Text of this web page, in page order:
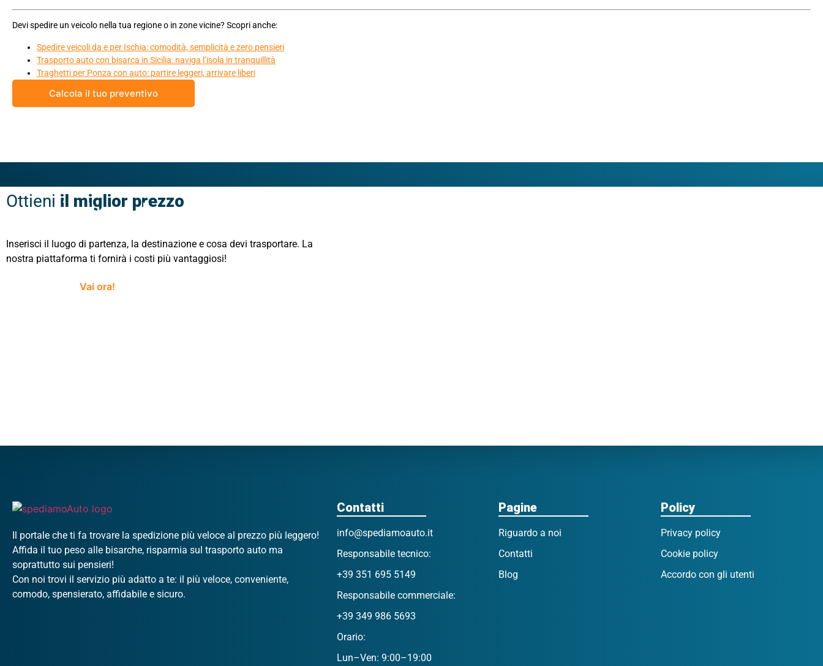
Devi spedire un veicolo nella tua regione o in zone vicine? Scopri anche:
Spedire veicoli da e per Ischia: comodità, semplicità e zero pensieri
Trasporto auto con bisarca in Sicilia: naviga l’isola in tranquillità
Traghetti per Ponza con auto: partire leggeri, arrivare liberi
Calcola il tuo preventivo
Ottieni il miglior prezzo
per il tuotrasporto
Inserisci il luogo di partenza, la destinazione e cosa devi trasportare. La
nostra piattaforma ti fornirà i costi più vantaggiosi!
Vai ora!
Il portale che ti fa trovare la spedizione più veloce al prezzo più leggero!
Affida il tuo peso alle bisarche, risparmia sul trasporto auto ma
soprattutto sui pensieri!
Con noi trovi il servizio più adatto a te: il più veloce, conveniente,
comodo, spensierato, affidabile e sicuro.
Contatti
info@spediamoauto.it
Responsabile tecnico:
+39 351 695 5149
Responsabile commerciale:
+39 349 986 5693
Orario:
Lun–Ven: 9:00–19:00
Pagine
Riguardo a noi
Contatti
Blog
Policy
Privacy policy
Cookie policy
Accordo con gli utenti